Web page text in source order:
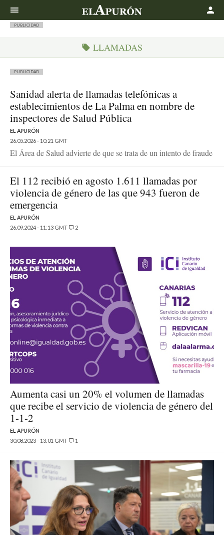
PUBLICIDAD
LLAMADAS
PUBLICIDAD
Sanidad alerta de llamadas telefónicas a
establecimientos de La Palma en nombre de
inspectores de Salud Pública
EL APURÓN
26.05.2026 - 10:21 GMT
El Área de Salud advierte de que se trata de un intento de fraude
El 112 recibió en agosto 1.611 llamadas por
violencia de género de las que 943 fueron de
emergencia
EL APURÓN
26.09.2024 - 11:13 GMT
2
Aumenta casi un 20% el volumen de llamadas
que recibe el servicio de violencia de género del
1-1-2
EL APURÓN
30.08.2023 - 13:01 GMT
1